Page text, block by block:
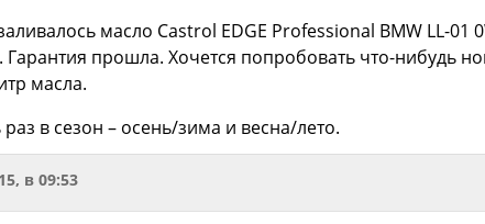
масло Castrol EDGE Professional BMW LL-
прошла. Хочется попробовать что-нибудь
масла.
в сезон – осень/зима и весна/лето.
в 09:53